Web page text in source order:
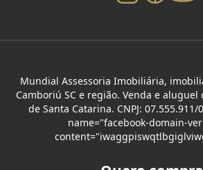
Mundial Assessoria Imobiliária,
Camboriú SC e região. Venda e
de Santa Catarina. CNPJ:
name="facebook-domain-